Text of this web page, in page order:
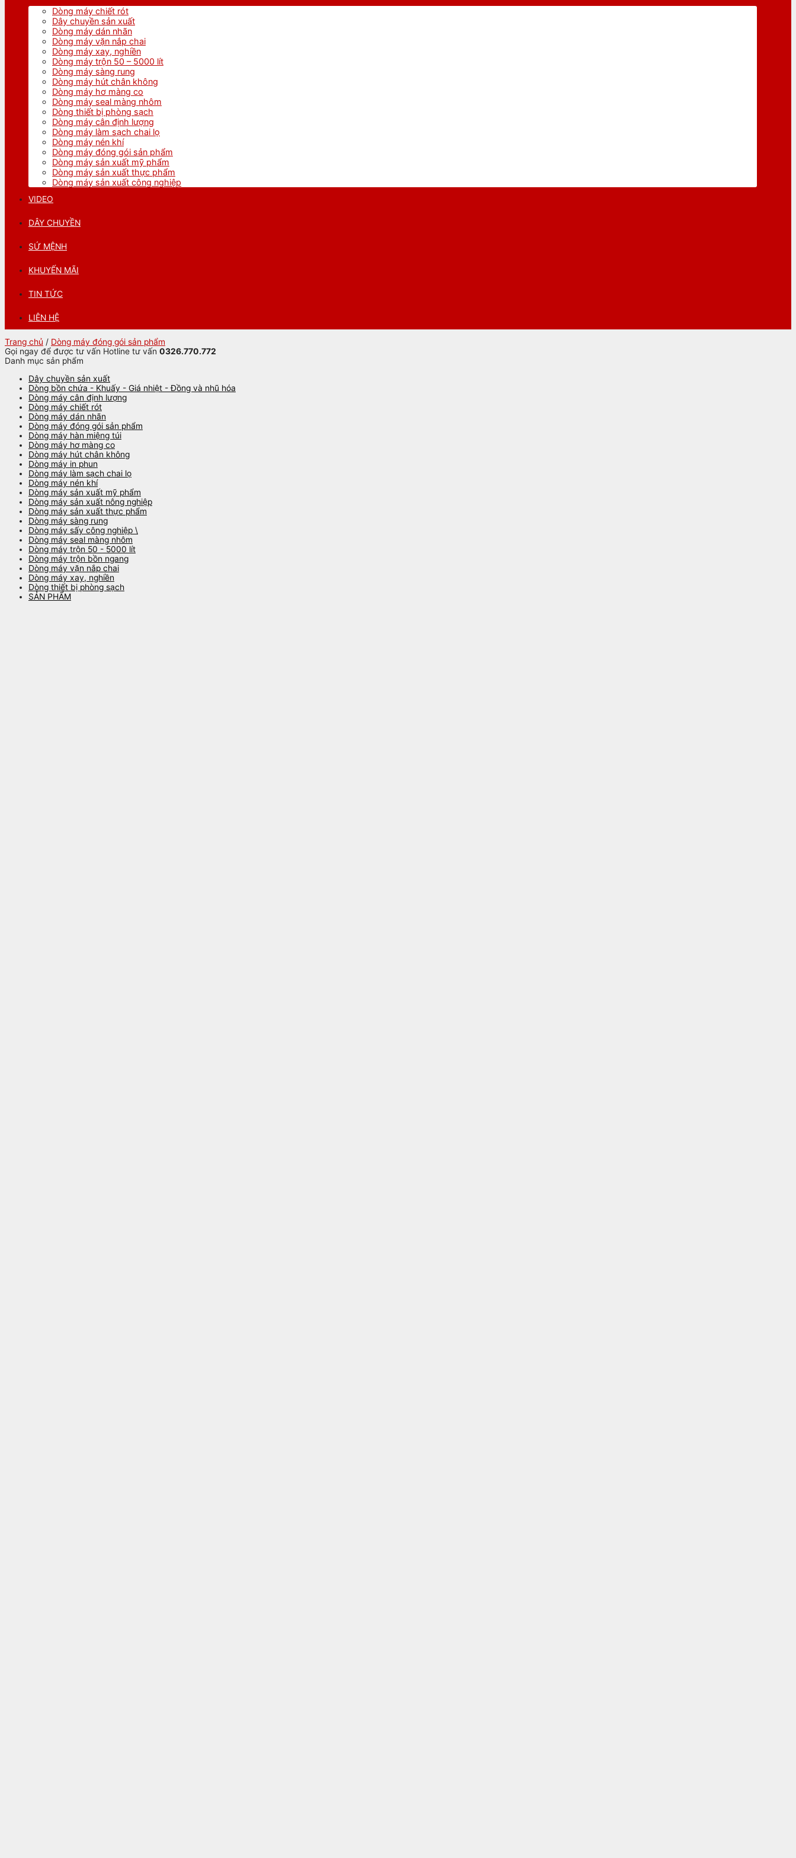
Dòng máy chiết rót
Dây chuyền sản xuất
Dòng máy dán nhãn
Dòng máy vặn nắp chai
Dòng máy xay, nghiền
Dòng máy trộn 50 – 5000 lít
Dòng máy sàng rung
Dòng máy hút chân không
Dòng máy hơ màng co
Dòng máy seal màng nhôm
Dòng thiết bị phòng sạch
Dòng máy cân định lượng
Dòng máy làm sạch chai lọ
Dòng máy nén khí
Dòng máy đóng gói sản phẩm
Dòng máy sản xuất mỹ phẩm
Dòng máy sản xuất thực phẩm
Dòng máy sản xuất công nghiệp
VIDEO
DÂY CHUYỀN
SỨ MỆNH
KHUYẾN MÃI
TIN TỨC
LIÊN HỆ
Trang chủ / Dòng máy đóng gói sản phẩm
Gọi ngay để được tư vấn Hotline tư vấn 0326.770.772
Danh mục sản phẩm
Dây chuyền sản xuất
Dòng bồn chứa - Khuấy - Giá nhiệt - Đồng và nhũ hóa
Dòng máy cân định lượng
Dòng máy chiết rót
Dòng máy dán nhãn
Dòng máy đóng gói sản phẩm
Dòng máy hàn miệng túi
Dòng máy hơ màng co
Dòng máy hút chân không
Dòng máy in phun
Dòng máy làm sạch chai lọ
Dòng máy nén khí
Dòng máy sản xuất mỹ phẩm
Dòng máy sản xuất nông nghiệp
Dòng máy sản xuất thực phẩm
Dòng máy sàng rung
Dòng máy sấy công nghiệp \
Dòng máy seal màng nhôm
Dòng máy trộn 50 - 5000 lít
Dòng máy trộn bồn ngang
Dòng máy vặn nắp chai
Dòng máy xay, nghiền
Dòng thiết bị phòng sạch
SẢN PHẨM